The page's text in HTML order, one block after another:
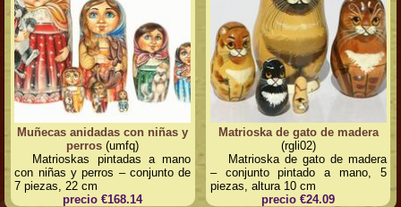
Muñecas anidadas con niñas y
perros (umfq)
Matrioskas pintadas a mano
con niñas y perros – conjunto de
7 piezas, 22 cm
precio €168.14
Matrioska de gato de madera
(rgli02)
Matrioska de gato de madera
– conjunto pintado a mano, 5
piezas, altura 10 cm
precio €24.09